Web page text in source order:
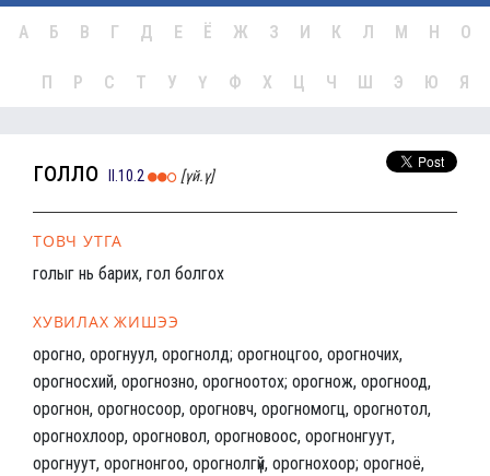
А Б В Г Д Е Ё Ж З И К Л М Н О
П Р С Т У Ү Ф Х Ц Ч Ш Э Ю Я
голло II.10.2 [үй.ү]
ТОВЧ УТГА
голыг нь барих, гол болгох
ХУВИЛАХ ЖИШЭЭ
орогно, орогнуул, орогнолд; орогноцгоо, орогночих,
орогносхий, орогнозно, орогноотох; орогнож, орогноод,
орогнон, орогносоор, орогновч, орогномогц, орогнотол,
орогнохлоор, орогновол, орогновоос, орогнонгуут,
орогнуут, орогнонгоо, орогнолгүй, орогнохоор; орогноё,